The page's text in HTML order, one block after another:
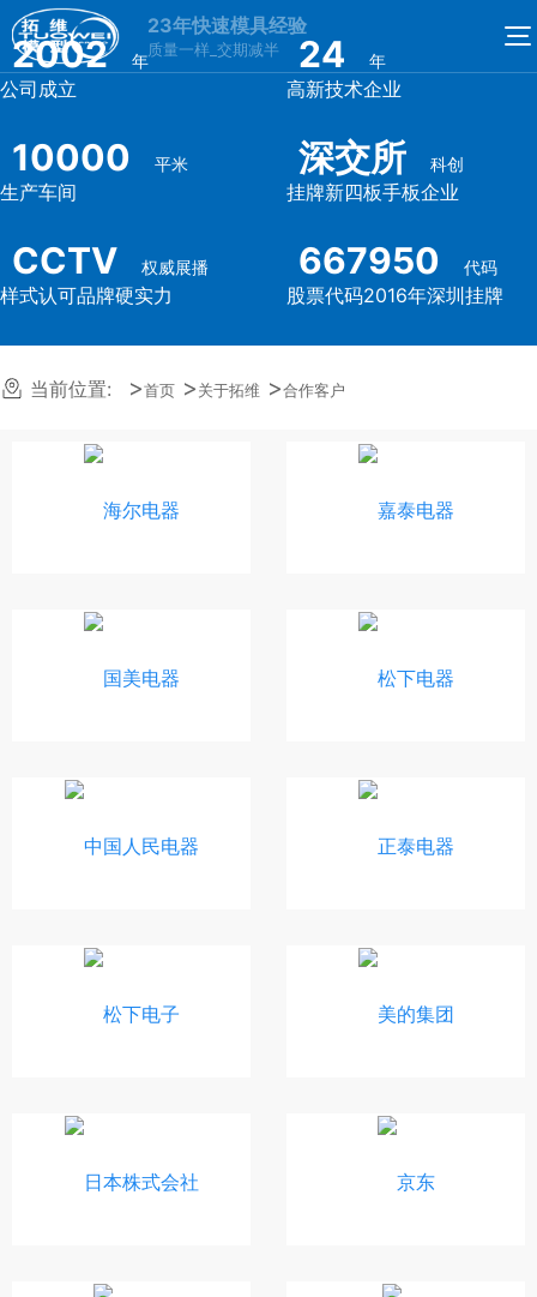
23年快速模具经验
质量一样_交期减半
2002 年
公司成立
24 年
高新技术企业
10000 平米
生产车间
深交所 科创
挂牌新四板手板企业
CCTV 权威展播
样式认可品牌硬实力
667950 代码
股票代码2016年深圳挂牌
当前位置: 首页 关于拓维 合作客户